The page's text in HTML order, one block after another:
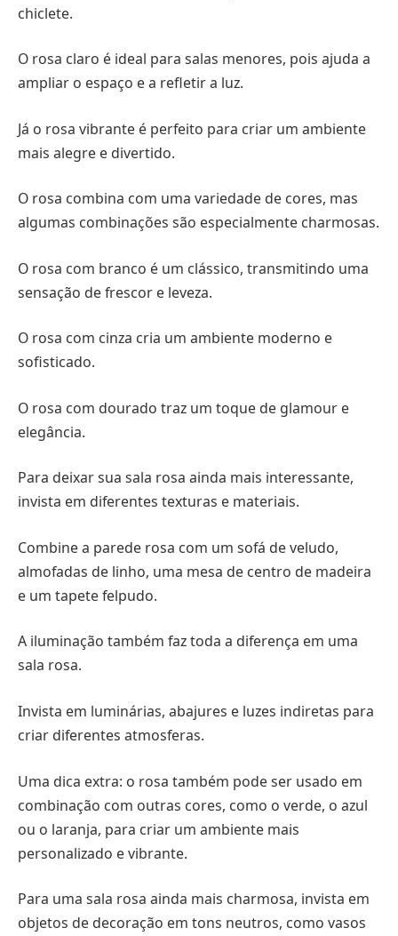
chiclete.
O rosa claro é ideal para salas menores, pois ajuda a
ampliar o espaço e a refletir a luz.
Já o rosa vibrante é perfeito para criar um ambiente
mais alegre e divertido.
O rosa combina com uma variedade de cores, mas
algumas combinações são especialmente charmosas.
O rosa com branco é um clássico, transmitindo uma
sensação de frescor e leveza.
O rosa com cinza cria um ambiente moderno e
sofisticado.
O rosa com dourado traz um toque de glamour e
elegância.
Para deixar sua sala rosa ainda mais interessante,
invista em diferentes texturas e materiais.
Combine a parede rosa com um sofá de veludo,
almofadas de linho, uma mesa de centro de madeira
e um tapete felpudo.
A iluminação também faz toda a diferença em uma
sala rosa.
Invista em luminárias, abajures e luzes indiretas para
criar diferentes atmosferas.
Uma dica extra: o rosa também pode ser usado em
combinação com outras cores, como o verde, o azul
ou o laranja, para criar um ambiente mais
personalizado e vibrante.
Para uma sala rosa ainda mais charmosa, invista em
objetos de decoração em tons neutros, como vasos